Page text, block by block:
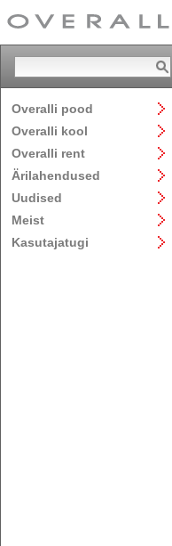
Overalli pood
Overalli kool
Overalli rent
Ärilahendused
Uudised
Meist
Kasutajatugi